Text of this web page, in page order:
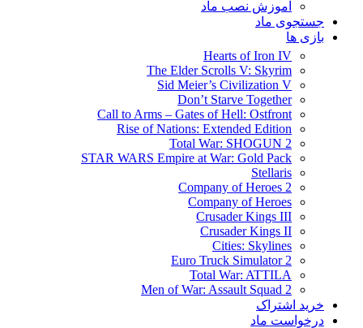
آموزش نصب ماد
جستجوی ماد
بازی ها
Hearts of Iron IV
The Elder Scrolls V: Skyrim
Sid Meier’s Civilization V
Don’t Starve Together
Call to Arms – Gates of Hell: Ostfront
Rise of Nations: Extended Edition
Total War: SHOGUN 2
STAR WARS Empire at War: Gold Pack
Stellaris
Company of Heroes 2
Company of Heroes
Crusader Kings III
Crusader Kings II
Cities: Skylines
Euro Truck Simulator 2
Total War: ATTILA
Men of War: Assault Squad 2
خرید اشتراک
درخواست ماد